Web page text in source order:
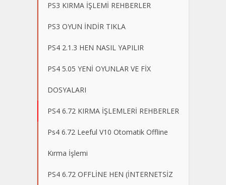
PS3 KIRMA İŞLEMİ REHBERLER
PS3 OYUN İNDİR TIKLA
PS4 2.1.3 HEN NASIL YAPILIR
PS4 5.05 YENİ OYUNLAR VE FİX
DOSYALARI
PS4 6.72 KIRMA İŞLEMLERİ REHBERLER
Ps4 6.72 Leeful V10 Otomatik Offline
Kırma İşlemi
PS4 6.72 OFFLİNE HEN (İNTERNETSİZ